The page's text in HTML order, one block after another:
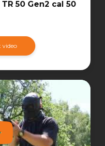
50 Gen2 cal 50
video